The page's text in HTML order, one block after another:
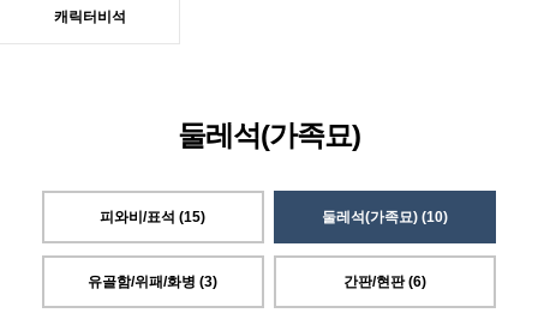
캐릭터비석
둘레석(가족묘)
피와비/표석 (15) 둘레석(가족묘) (10)
유골함/위패/화병 (3) 간판/현판 (6)